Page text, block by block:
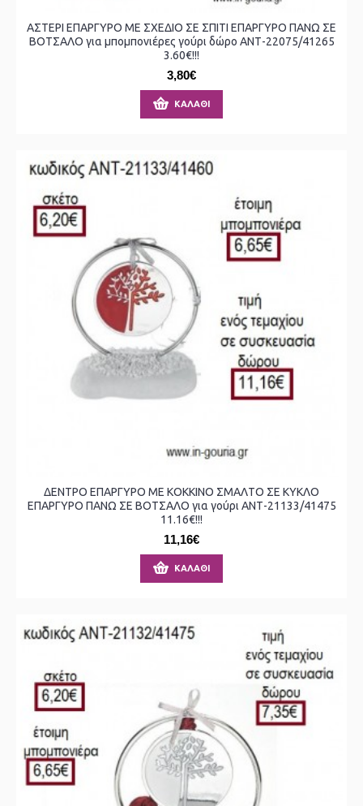
ΑΣΤΕΡΙ ΕΠΑΡΓΥΡΟ ΜΕ ΣΧΕΔΙΟ ΣΕ ΣΠΙΤΙ ΕΠΑΡΓΥΡΟ ΠΑΝΩ ΣΕ
ΒΟΤΣΑΛΟ για μπομπονιέρες γούρι δώρο ΑΝΤ-22075/41265
3.60€!!!
3,80€
ΚΑΛΆΘΙ
ΔΕΝΤΡΟ ΕΠΑΡΓΥΡΟ ΜΕ ΚΟΚΚΙΝΟ ΣΜΑΛΤΟ ΣΕ ΚΥΚΛΟ
ΕΠΑΡΓΥΡΟ ΠΑΝΩ ΣΕ ΒΟΤΣΑΛΟ για γούρι ΑΝΤ-21133/41475
11.16€!!!
11,16€
ΚΑΛΆΘΙ